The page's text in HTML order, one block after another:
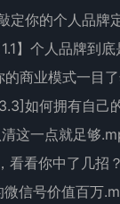
定你的个人品
】个人品牌
商业模式一目
如何拥有自
这一点就足够
看你中了几
信号价值百万